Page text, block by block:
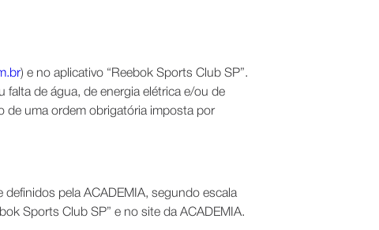
) e no aplicativo “Reebok Sports Club SP”.
de água, de energia elétrica e/ou de
de uma ordem obrigatória imposta por
pela ACADEMIA, segundo escala
Sports Club SP” e no site da ACADEMIA.